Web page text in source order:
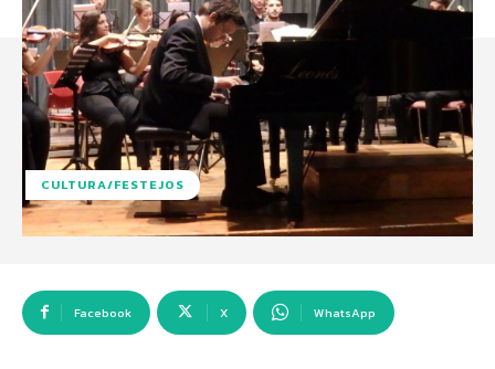
CULTURA/FESTEJOS
Facebook X WhatsApp